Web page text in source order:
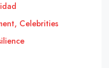
Celebrities